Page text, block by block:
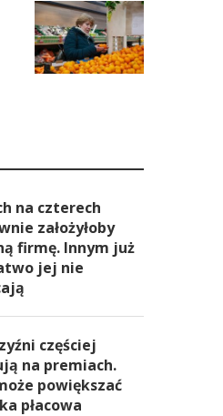
na czterech
założyłoby
firmę. Innym już
jej nie
częściej
na premiach.
powiększać
płacowa